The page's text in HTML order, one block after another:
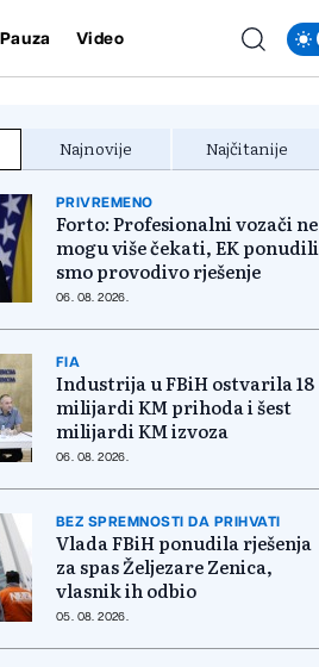
Pauza Video
Najnovije Najčitanije
PRIVREMENO
Forto: Profesionalni vozači ne
mogu više čekati, EK ponudili
smo provodivo rješenje
06. 08. 2026.
FIA
Industrija u FBiH ostvarila 18
milijardi KM prihoda i šest
milijardi KM izvoza
06. 08. 2026.
BEZ SPREMNOSTI DA PRIHVATI
Vlada FBiH ponudila rješenja
za spas Željezare Zenica,
vlasnik ih odbio
05. 08. 2026.